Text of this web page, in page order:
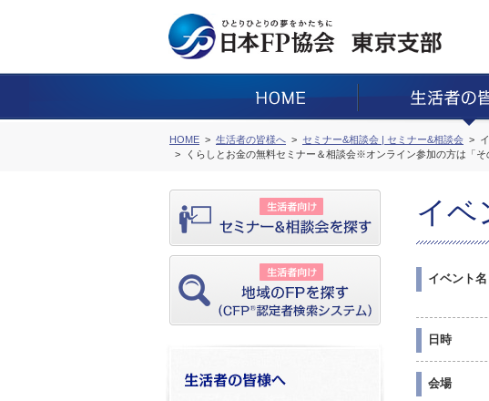
HOME 生活者の皆様へ セミナー&相談会 | セミナー&相談会
くらしとお金の無料セミナー＆相談会※オンライン参加の方は「
イベ
イベント名
日時
会場